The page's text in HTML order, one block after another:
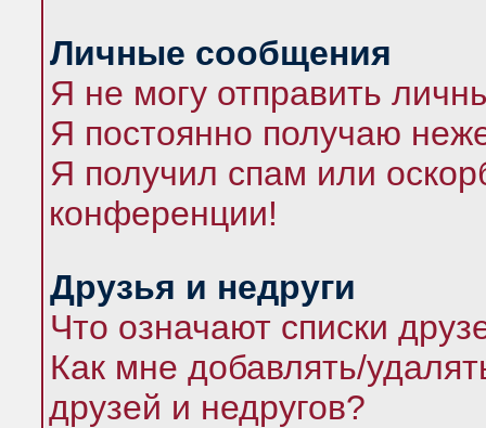
Личные сообщения
Я не могу отправить
Я постоянно получаю
Я получил спам или
конференции!
Друзья и недруги
Что означают списки
Как мне добавлять/
друзей и недругов?